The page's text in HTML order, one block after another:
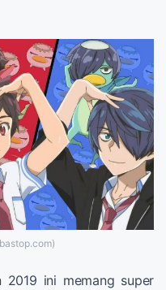
ini memang super